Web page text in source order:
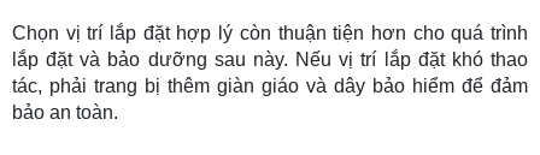
Chọn vị trí lắp đặt hợp lý còn thuận tiện hơn cho quá trình
lắp đặt và bảo dưỡng sau này. Nếu vị trí lắp đặt khó thao
tác, phải trang bị thêm giàn giáo và dây bảo hiểm để đảm
bảo an toàn.